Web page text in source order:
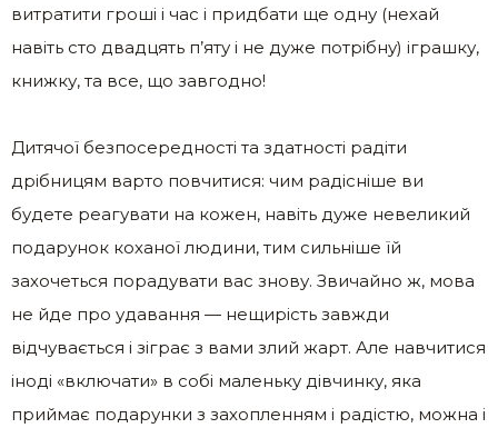
витратити гроші і час і придбати ще одну (нехай
навіть сто двадцять п’яту і не дуже потрібну) іграшку,
книжку, та все, що завгодно!
Дитячої безпосередності та здатності радіти
дрібницям варто повчитися: чим радісніше ви
будете реагувати на кожен, навіть дуже невеликий
подарунок коханої людини, тим сильніше їй
захочеться порадувати вас знову. Звичайно ж, мова
не йде про удавання — нещирість завжди
відчувається і зіграє з вами злий жарт. Але навчитися
іноді «включати» в собі маленьку дівчинку, яка
приймає подарунки з захопленням і радістю, можна і